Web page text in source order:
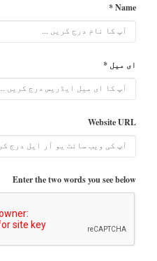
Name *
ای میل *
Website URL
Enter the two words you see below